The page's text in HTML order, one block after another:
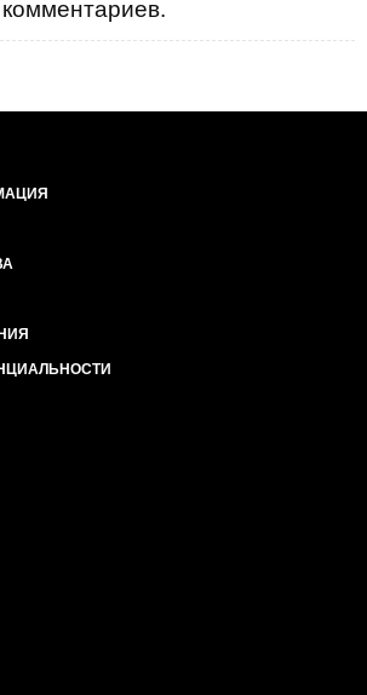
комментариев.